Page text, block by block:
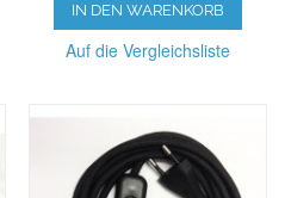
IN DEN WARENKORB
Auf die Vergleichsliste